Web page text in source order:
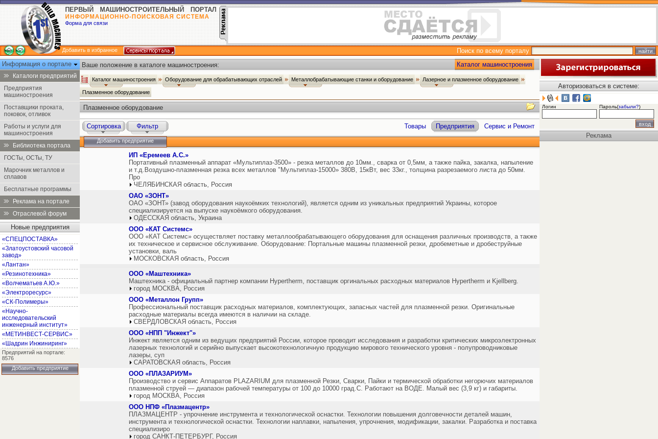
ПЕРВЫЙ МАШИНОСТРОИТЕЛЬНЫЙ ПОРТАЛ
ИНФОРМАЦИОННО-ПОИСКОВАЯ СИСТЕМА
Форма для связи
Добавить в избранное
Поиск по всему порталу
Информация о портале
Каталоги предприятий
Предприятия
машиностроения
Поставщики проката,
поковок, отливок
Работы и услуги для
машиностроения
Библиотека портала
ГОСТы, ОСТы, ТУ
Марочник металлов и
сплавов
Бесплатные программы
Реклама на портале
Отраслевой форум
Новые предприятия
«СПЕЦПОСТАВКА»
«Златоустовский часовой
завод»
«Лантан»
«Резинотехника»
«Волчематьев А.Ю.»
«Электроресурс»
«СК-Полимеры»
«Научно-
исследовательский
инженерный институт»
«МЕТИНВЕСТ-СЕРВИС»
«Шадрин Инжиниринг»
Предприятий на портале:
8576
Добавить предприятие
Ваше положение в каталоге машиностроения: Каталог машиностроения
Каталог машиностроения Оборудование для обрабатывающих отраслей Металлобрабатывающие станки и оборудование Лазерное и плазменное оборудование
Плазменное оборудование
Плазменное оборудование
Сортировка Фильтр Товары Предприятия Сервис и Ремонт
Добавить предприятие
ИП «Еремеев А.С.»
Портативный плазменный аппарат «Мультиплаз-3500» - резка металлов до 10мм., сварка от 0,5мм, а также пайка, закалка, напыление
и т.д.Воздушно-плазменная резка всех металлов "Мультиплаз-15000» 380В, 15кВт, вес 33кг., толщина разрезаемого листа до 50мм.
Про
ЧЕЛЯБИНСКАЯ область, Россия
ОАО «ЗОНТ»
ОАО «ЗОНТ» (завод оборудования наукоёмких технологий), является одним из уникальных предприятий Украины, которое
специализируется на выпуске наукоёмкого оборудования.
ОДЕССКАЯ область, Украина
ООО «КАТ Системс»
ООО «КАТ Системс» осуществляет поставку металлообрабатывающего оборудования для оснащения различных производств, а также
их техническое и сервисное обслуживание. Оборудование: Портальные машины плазменной резки, дробеметные и дробеструйные
установки, валь
МОСКОВСКАЯ область, Россия
ООО «Маштехника»
Маштехника - официальный партнер компании Hypertherm, поставщик оргинальных расходных материалов Hypertherm и Kjellberg.
город МОСКВА, Россия
ООО «Металлон Групп»
Профессиональный поставщик расходных материалов, комплектующих, запасных частей для плазменной резки. Оригинальные
расходные материалы всегда имеются в наличии на складе.
СВЕРДЛОВСКАЯ область, Россия
ООО «НПП "Инжект"»
Инжект является одним из ведущих предприятий России, которое проводит исследования и разработки критических микроэлектронных
лазерных технологий и серийно выпускает высокотехнологичную продукцию мирового технического уровня - полупроводниковые
лазеры, суп
САРАТОВСКАЯ область, Россия
ООО «ПЛАЗАРИУМ»
Производство и сервис Аппаратов PLAZARIUM для плазменной Резки, Сварки, Пайки и термической обработки негорючих материалов
плазменной струей — диапазон рабочей температуры от 100 до 10000 град.С. Работают на ВОДЕ. Малый вес (3,9 кг) и габариты.
город МОСКВА, Россия
ООО НПФ «Плазмацентр»
ПЛАЗМАЦЕНТР - упрочнение инструмента и технологической оснастки. Технологии повышения долговечности деталей машин,
инструмента и технологической оснастки. Технологии наплавки, напыления, упрочнения, модификации, закалки. Разработка и поставка
специализиро
город САНКТ-ПЕТЕРБУРГ, Россия
Авторизоваться в системе:
Логин Пароль(забыли?)
Реклама